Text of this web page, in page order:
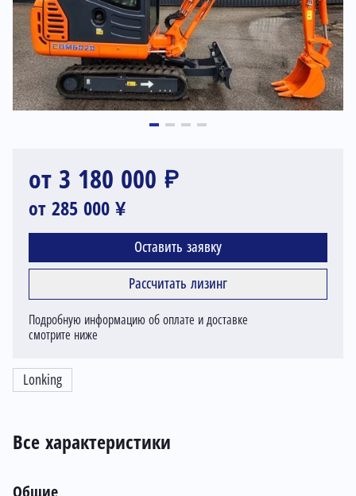
Lonking
от 3 180 000 ₽
от 285 000 ¥
Оставить заявку
Рассчитать лизинг
Подробную информацию об оплате и доставке
смотрите ниже
Все характеристики
Общие